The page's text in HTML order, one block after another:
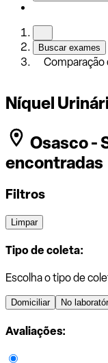
Buscar exames
Comparação
Níquel
Osasco -
encontradas
Filtros
Limpar
Tipo de coleta:
Escolha o tipo de
Domiciliar No
Avaliações: